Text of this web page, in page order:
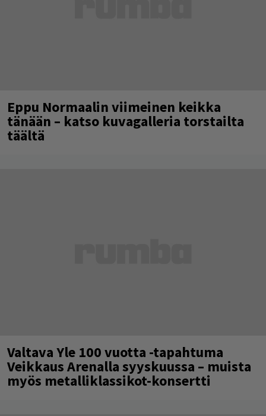
Eppu Normaalin viimeinen keikka
tänään – katso kuvagalleria torstailta
täältä
Valtava Yle 100 vuotta -tapahtuma
Veikkaus Arenalla syyskuussa – muista
myös metalliklassikot-konsertti